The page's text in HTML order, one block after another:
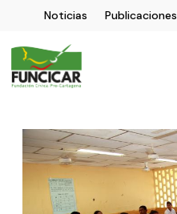
Noticias Publicaciones